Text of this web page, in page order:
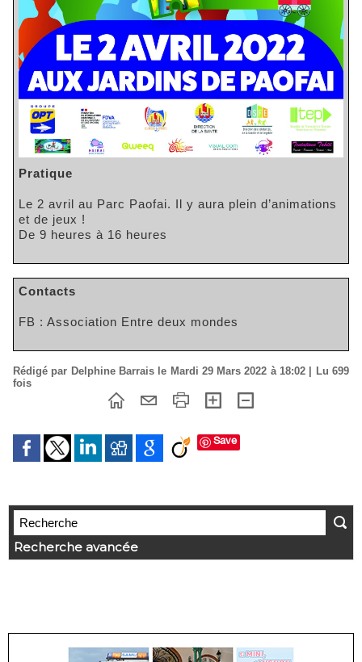
Pratique
Le 2 avril au Parc Paofai. Il y aura plein d’animations
et de jeux !
De 9 heures à 16 heures
Contacts
FB : Association Entre deux mondes
Rédigé par Delphine Barrais le Mardi 29 Mars 2022 à 18:02 | Lu 699
fois
Save
Recherche avancée